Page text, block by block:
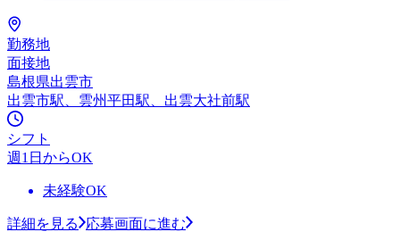
勤務地
面接地
島根県出雲市
出雲市駅、雲州平田駅、出雲大社前駅
シフト
週1日からOK
未経験OK
詳細を見る
応募画面に進む